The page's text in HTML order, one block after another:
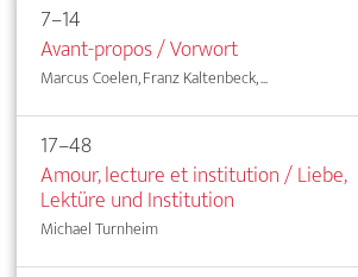
7–14
Avant-propos / Vorwort
Marcus Coelen, Franz Kaltenbeck, ...
17–48
Amour, lecture et institution / Liebe,
Lektüre und Institution
Michael Turnheim